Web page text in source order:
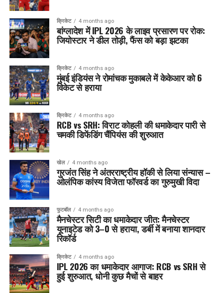
क्रिकेट 4 months ago
बांग्लादेश में IPL 2026 के लाइव प्रसारण पर रोक:
जियोस्टार ने डील तोड़ी, फैंस को बड़ा झटका
क्रिकेट 4 months ago
मुंबई इंडियंस ने रोमांचक मुकाबले में केकेआर को 6
विकेट से हराया
क्रिकेट 4 months ago
RCB vs SRH: विराट कोहली की धमाकेदार पारी से
चमकी डिफेंडिंग चैंपियंस की शुरुआत
खेल 4 months ago
गुरजंत सिंह ने अंतरराष्ट्रीय हॉकी से लिया संन्यास –
ओलंपिक कांस्य विजेता फॉरवर्ड का गुरुमुखी विदा
फुटबॉल 4 months ago
मैनचेस्टर सिटी का धमाकेदार जीत: मैनचेस्टर
यूनाइटेड को 3–0 से हराया, डर्बी में बनाया शानदार
रिकॉर्ड
क्रिकेट 4 months ago
IPL 2026 का धमाकेदार आगाज: RCB vs SRH से
हुई शुरुआत, धोनी कुछ मैचों से बाहर